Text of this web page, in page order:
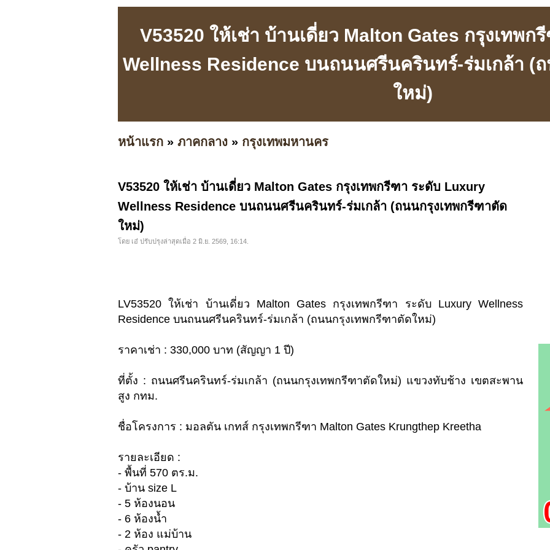
V53520 ให้เช่า บ้านเดี่ยว Malton Gates กรุงเทพก
Wellness Residence บนถนนศรีนครินทร์-ร่มเกล้า (
ใหม่)
หน้าแรก » ภาคกลาง » กรุงเทพมหานคร
V53520 ให้เช่า บ้านเดี่ยว Malton Gates กรุงเทพกรีฑา ระดับ Luxury
Wellness Residence บนถนนศรีนครินทร์-ร่มเกล้า (ถนนกรุงเทพกรีฑาตัด
ใหม่)
โดย เอ๋ ปรับปรุงล่าสุดเมื่อ 2 มิ.ย. 2569, 16:14.
LV53520 ให้เช่า บ้านเดี่ยว Malton Gates กรุงเทพกรีฑา ระดับ Luxury Wellness
Residence บนถนนศรีนครินทร์-ร่มเกล้า (ถนนกรุงเทพกรีฑาตัดใหม่)
ราคาเช่า : 330,000 บาท (สัญญา 1 ปี)
ที่ตั้ง : ถนนศรีนครินทร์-ร่มเกล้า (ถนนกรุงเทพกรีฑาตัดใหม่) แขวงทับช้าง เขตสะพาน
สูง กทม.
ชื่อโครงการ : มอลตัน เกทส์ กรุงเทพกรีฑา Malton Gates Krungthep Kreetha
รายละเอียด :
- พื้นที่ 570 ตร.ม.
- บ้าน size L
- 5 ห้องนอน
- 6 ห้องน้ำ
- 2 ห้อง แม่บ้าน